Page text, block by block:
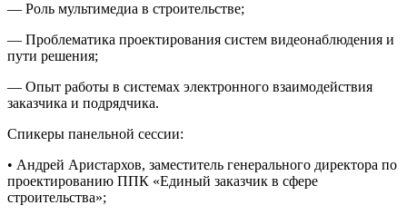
— Роль мультимедиа в строительстве;
— Проблематика проектирования систем видеонаблюдения и
пути решения;
— Опыт работы в системах электронного взаимодействия
заказчика и подрядчика.
Спикеры панельной сессии:
• Андрей Аристархов, заместитель генерального директора по
проектированию ППК «Единый заказчик в сфере
строительства»;